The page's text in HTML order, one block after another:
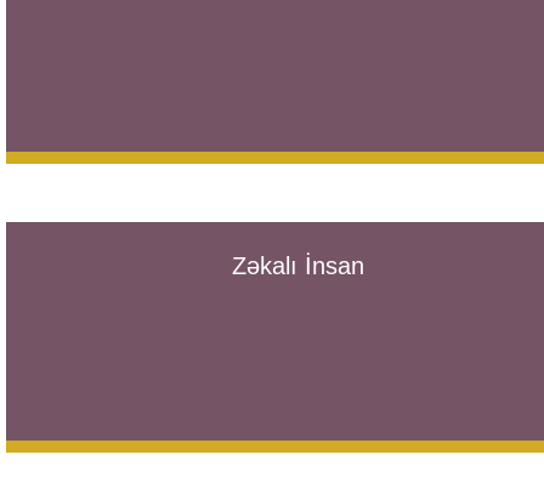
Zəkalı İnsan